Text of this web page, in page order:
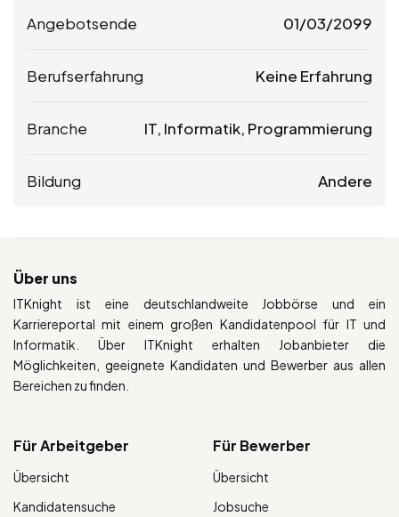
Angebotsende 01/03/2099
Berufserfahrung Keine Erfahrung
Branche IT, Informatik, Programmierung
Bildung Andere
Über uns
ITKnight ist eine deutschlandweite Jobbörse und ein
Karriereportal mit einem großen Kandidatenpool für IT und
Informatik. Über ITKnight erhalten Jobanbieter die
Möglichkeiten, geeignete Kandidaten und Bewerber aus allen
Bereichen zu finden.
Für Arbeitgeber
Übersicht
Kandidatensuche
Für Bewerber
Übersicht
Jobsuche